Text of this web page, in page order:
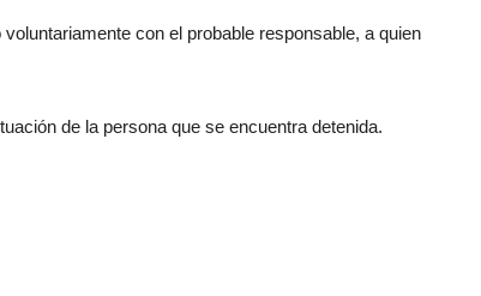
con el probable responsable, a quien
de la persona que se encuentra detenida.